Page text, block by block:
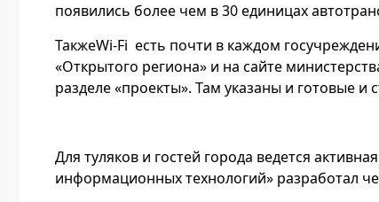
появились более чем в 30 единицах
ТакжеWi-Fi есть почти в каждом
«Открытого региона» и на сайте
разделе «проекты». Там указаны и готовые и
Для туляков и гостей города ведется
информационных технологий» разработал